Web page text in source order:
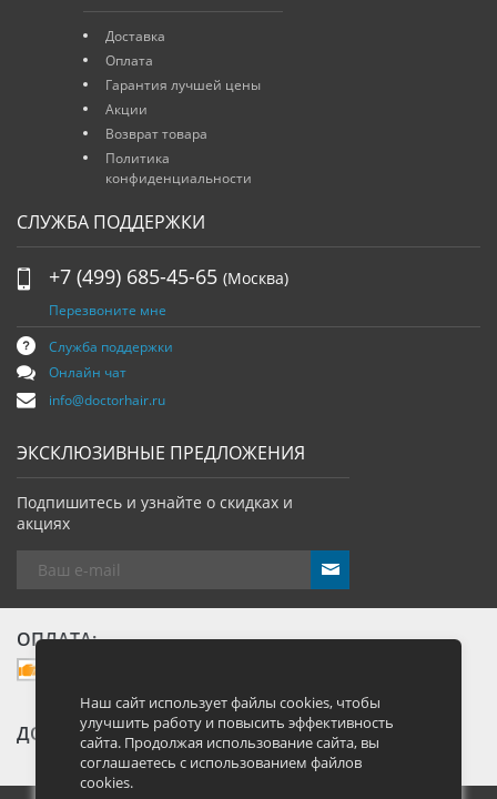
Доставка
Оплата
Гарантия лучшей цены
Акции
Возврат товара
Политика
конфиденциальности
СЛУЖБА ПОДДЕРЖКИ
+7 (499) 685-45-65 (Москва)
Перезвоните мне
Служба поддержки
Онлайн чат
info@doctorhair.ru
ЭКСКЛЮЗИВНЫЕ ПРЕДЛОЖЕНИЯ
Подпишитесь и узнайте о скидках и
акциях
send
ОПЛАТА:
ДОСТАВКА:
Наш сайт использует файлы cookies, чтобы
улучшить работу и повысить эффективность
сайта. Продолжая использование сайта, вы
соглашаетесь с использованием файлов
cookies.